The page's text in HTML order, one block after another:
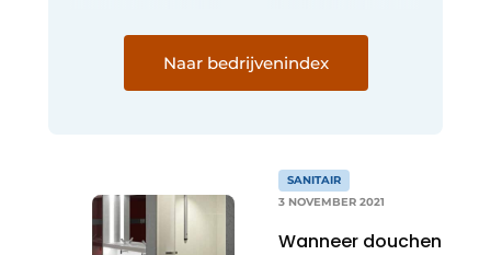
Naar bedrijvenindex
SANITAIR
3 NOVEMBER 2021
Wanneer douchen